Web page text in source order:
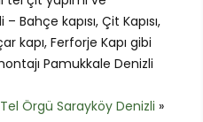
Bahçe kapısı, Çit Kapısı,
kapı, Ferforje Kapı gibi
Pamukkale Denizli
Tel Örgü Sarayköy Denizli »